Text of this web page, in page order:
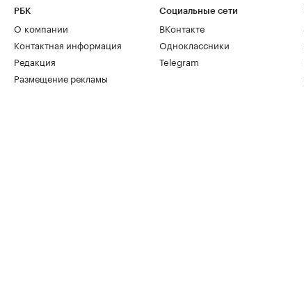
РБК
О компании
Контактная информация
Редакция
Размещение рекламы
Социальные сети
ВКонтакте
Одноклассники
Telegram